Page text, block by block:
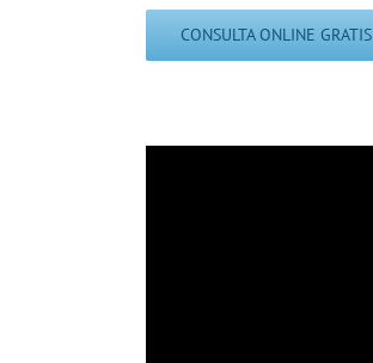
CONSULTA ONLINE GRATIS